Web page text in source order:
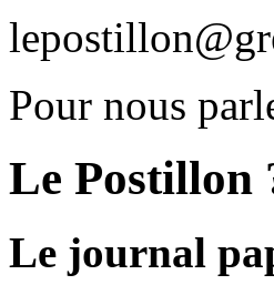
Pour nous
Le Postillon
Le journal